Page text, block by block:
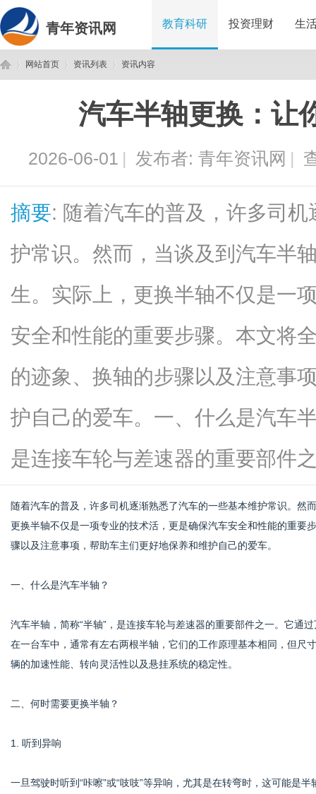
青年资讯网 教育科研 投资理财 生
网站首页 资讯列表 资讯内容
汽车半轴更换：让
2026-06-01 | 发布者: 青年资讯网 |
摘要: 随着汽车的普及，许多司
护常识。然而，当谈及到汽车半
生。实际上，更换半轴不仅是一
安全和性能的重要步骤。本文将
的迹象、换轴的步骤以及注意事
护自己的爱车。一、什么是汽车
是连接车轮与差速器的重要部件
随着汽车的普及，许多司机逐渐熟悉了汽车的一些基本维护常识。然
更换半轴不仅是一项专业的技术活，更是确保汽车安全和性能的重要
骤以及注意事项，帮助车主们更好地保养和维护自己的爱车。
一、什么是汽车半轴？
汽车半轴，简称“半轴”，是连接车轮与差速器的重要部件之一。它通
在一台车中，通常有左右两根半轴，它们的工作原理基本相同，但尺
辆的加速性能、转向灵活性以及悬挂系统的稳定性。
二、何时需要更换半轴？
1. 听到异响
一旦驾驶时听到“咔嚓”或“吱吱”等异响，尤其是在转弯时，这可能是